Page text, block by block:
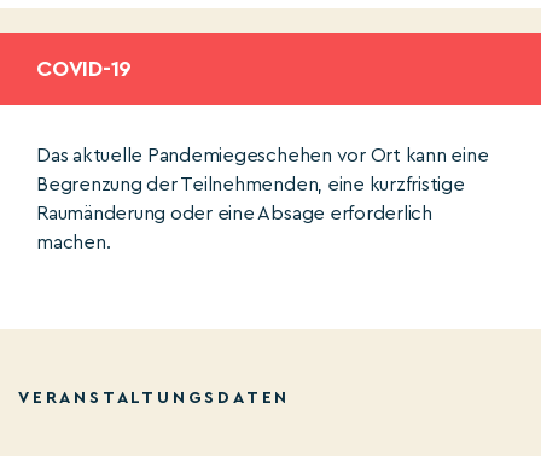
COVID-19
Das aktuelle Pandemiegeschehen vor Ort kann eine
Begrenzung der Teilnehmenden, eine kurzfristige
Raumänderung oder eine Absage erforderlich
machen.
VERANSTALTUNGSDATEN